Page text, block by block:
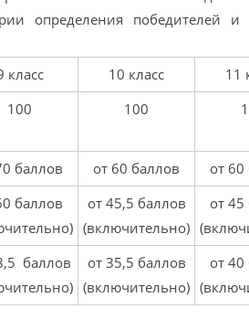
определения победителей и
класс
10 класс
11
100 100
баллов от 60 баллов
от
баллов
от 45,5 баллов
(включительно)
от
баллов
от 35,5 баллов
(включительно)
от